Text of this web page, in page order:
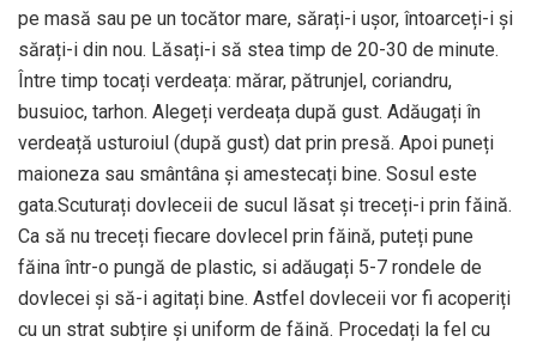
pe masă sau pe un tocător mare, sărați-i ușor, întoarceți-i și
sărați-i din nou. Lăsați-i să stea timp de 20-30 de minute.
Între timp tocați verdeața: mărar, pătrunjel, coriandru,
busuioc, tarhon. Alegeți verdeața după gust. Adăugați în
verdeață usturoiul (după gust) dat prin presă. Apoi puneți
maioneza sau smântâna și amestecați bine. Sosul este
gata.Scuturați dovleceii de sucul lăsat și treceți-i prin făină.
Ca să nu treceți fiecare dovlecel prin făină, puteți pune
făina într-o pungă de plastic, si adăugați 5-7 rondele de
dovlecei și să-i agitați bine. Astfel dovleceii vor fi acoperiți
cu un strat subțire și uniform de făină. Procedați la fel cu